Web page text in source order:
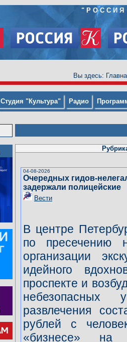
"
Вы здесь:
Студия "Культура" Радио
04-08-2026
Очередных гидов-
задержали полицейские
Вести
В центре
по пресечению
организации
идейного
проспекте и
небезопасных
развлечения
рублей с
«бизнесе» на